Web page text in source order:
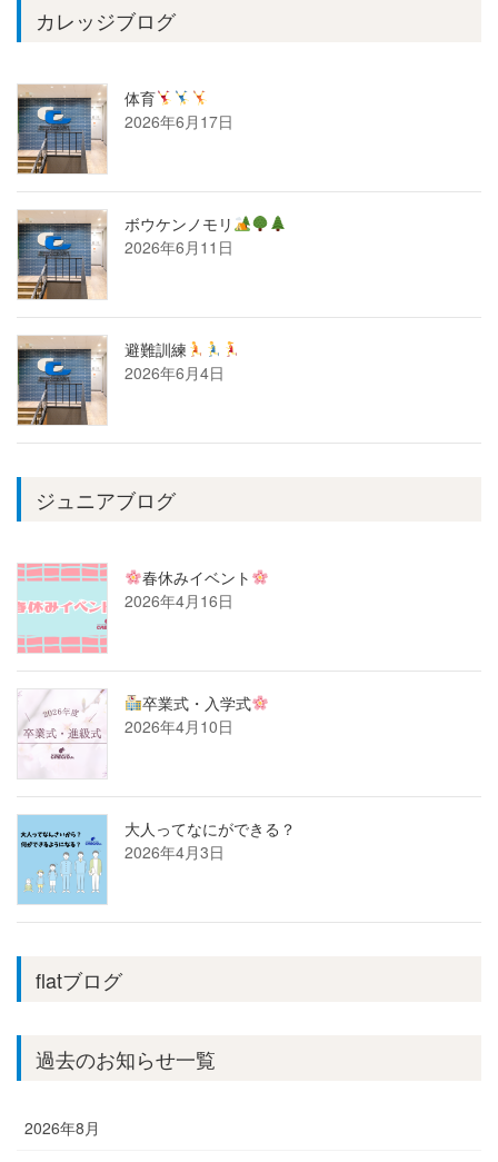
カレッジブログ
体育
2026年6月17日
ボウケンノモリ
2026年6月11日
避難訓練
2026年6月4日
ジュニアブログ
春休みイベント
2026年4月16日
卒業式・入学式
2026年4月10日
大人ってなにができる？
2026年4月3日
flatブログ
過去のお知らせ一覧
2026年8月